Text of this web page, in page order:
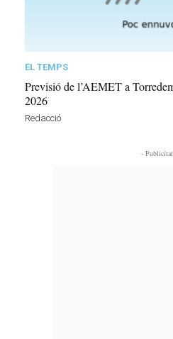
EL TEMPS
Previsió de l’AEMET a
2026
Redacció
-